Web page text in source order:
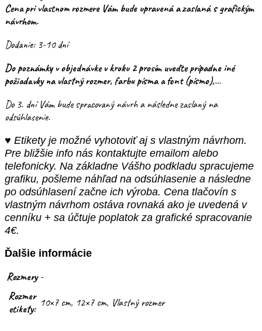
Cena pri vlastnom rozmere Vám bude upravená a zaslaná s grafickým
návrhom.
Dodanie: 3-10 dní
Do poznámky v objednávke v kroku 2 prosím uveďte prípadne iné
požiadavky na vlastný rozmer, farbu písma a font (písmo),…
Do 3. dní Vám bude spracovaný návrh a následne zaslaný na
odsúhlasenie.
♥ Etikety je možné vyhotoviť aj s vlastným návrhom.
Pre bližšie info nás kontaktujte emailom alebo
telefonicky. Na základne Vášho podkladu spracujeme
grafiku, pošleme náhľad na odsúhlasenie a následne
po odsúhlasení začne ich výroba. Cena tlačovín s
vlastným návrhom ostáva rovnaká ako je uvedená v
cenníku + sa účtuje poplatok za grafické spracovanie
4€.
Ďalšie informácie
Rozmery -
Rozmer
etikety: 10×7 cm, 12×7 cm, Vlastný rozmer